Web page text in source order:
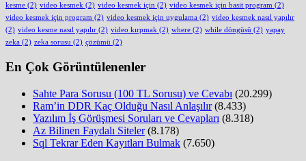
kesme (2) video kesmek (2) video kesmek için (2) video kesmek için basit program (2)
video kesmek için program (2) video kesmek için uygulama (2) video kesmek nasıl yapılır
(2) video kesme nasıl yapılır (2) video kırpmak (2) where (2) while döngüsü (2) yapay
zeka (2) zeka sorusu (2) çözümü (2)
En Çok Görüntülenenler
Sahte Para Sorusu (100 TL Sorusu) ve Cevabı (20.299)
Ram’in DDR Kaç Olduğu Nasıl Anlaşılır (8.433)
Yazılım İş Görüşmesi Soruları ve Cevapları (8.318)
Az Bilinen Faydalı Siteler (8.178)
Sql Tekrar Eden Kayıtları Bulmak (7.650)